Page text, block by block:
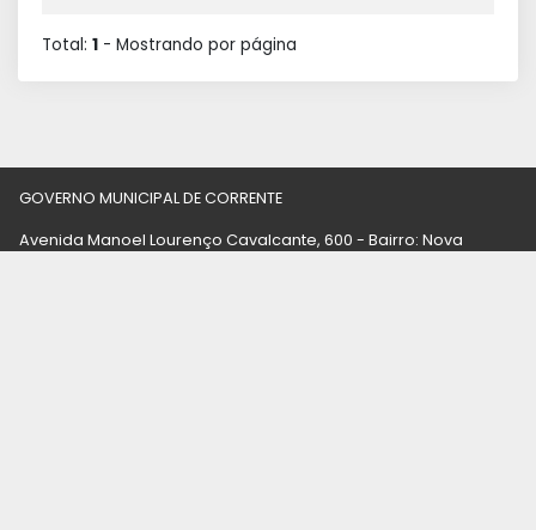
Total: 1 - Mostrando por página
GOVERNO MUNICIPAL DE CORRENTE
Avenida Manoel Lourenço Cavalcante, 600 - Bairro: Nova